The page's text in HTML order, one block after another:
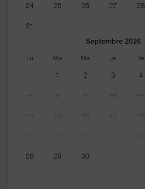
24 25 26 27 28
31
Septembre 2026
Lu Ma Me Je Ve
1 2 3 4
28 29 30